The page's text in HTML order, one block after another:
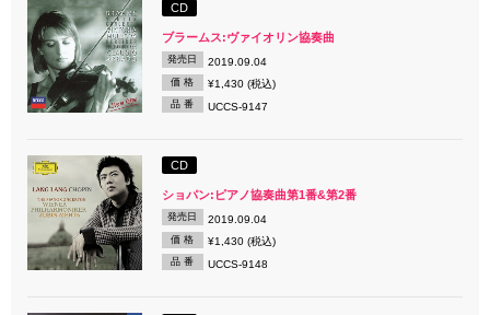
CD
ブラームス:ヴァイオリン協奏曲
発売日 2019.09.04
価 格 ¥1,430 (税込)
品 番 UCCS-9147
CD
ショパン:ピアノ協奏曲第1番&第2番
発売日 2019.09.04
価 格 ¥1,430 (税込)
品 番 UCCS-9148